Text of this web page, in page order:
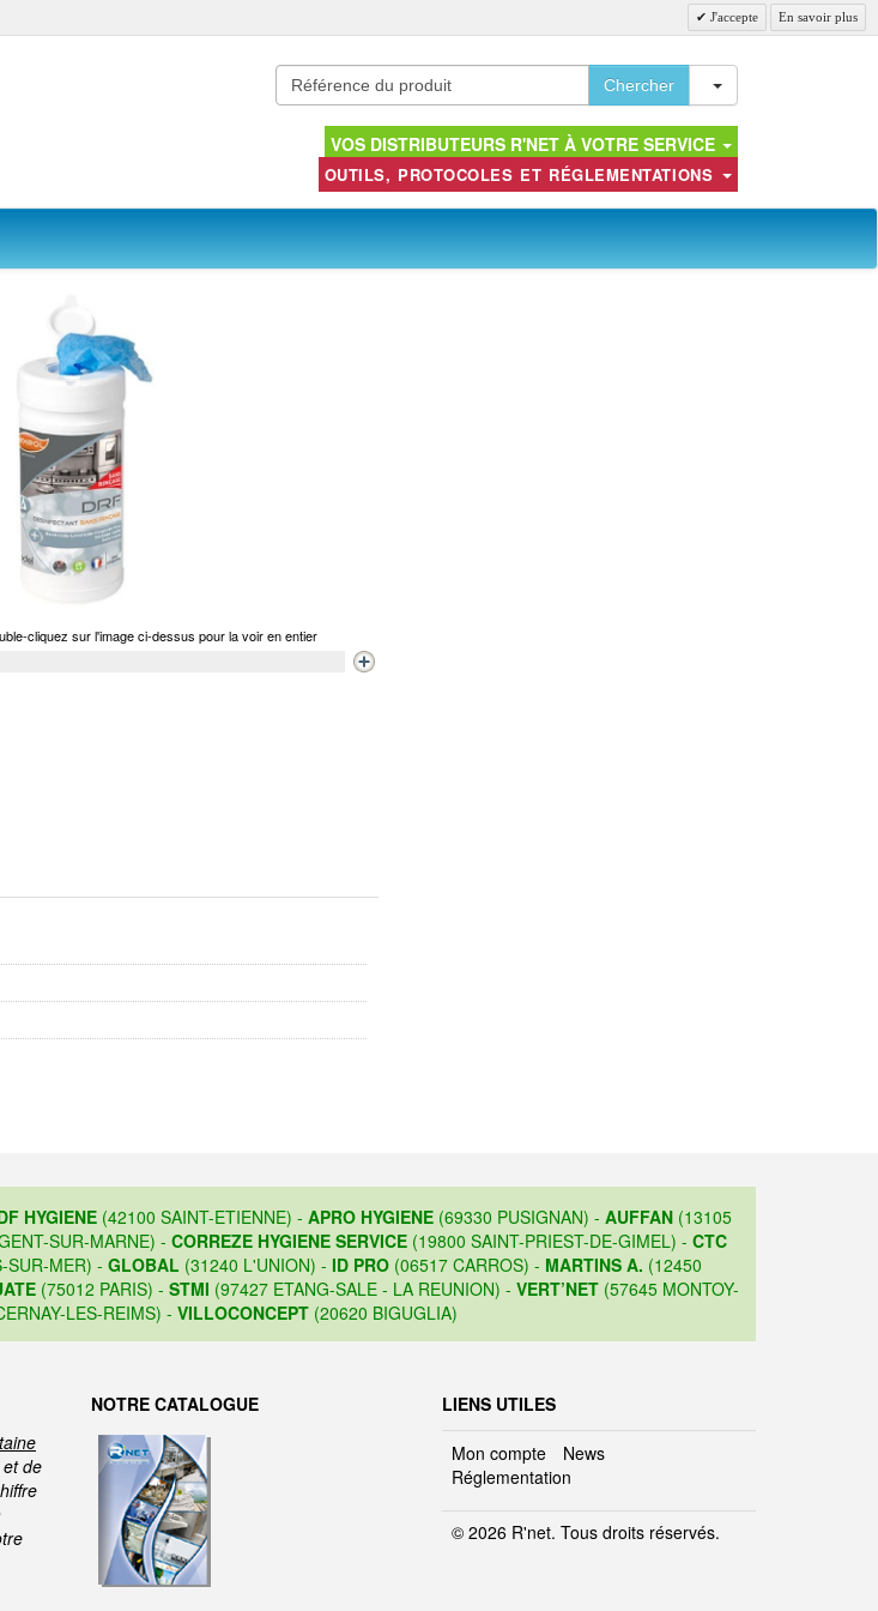
J'accepte En savoir plus
Chercher Toggle Dropdown
VOS DISTRIBUTEURS R'NET À VOTRE SERVICE
OUTILS, PROTOCOLES ET RÉGLEMENTATIONS
cliquez sur l'image ci-dessus pour la voir en entier
HYGIENE(42100 SAINT-ETIENNE) - APRO HYGIENE(69330 PUSIGNAN) - AUFFAN(13105
SUR-MARNE) - CORREZE HYGIENE SERVICE (19800 SAINT-PRIEST-DE-GIMEL) - CTC
MER) - GLOBAL (31240 L'UNION) - ID PRO(06517 CARROS) - MARTINS A. (12450
(75012 PARIS) - STMI (97427 ETANG-SALE - LA REUNION) - VERT’NET(57645 MONTOY-
LES-REIMS) - VILLOCONCEPT (20620 BIGUGLIA)
de
NOTRE CATALOGUE LIENS UTILES
Mon compte
News
Réglementation
© 2026 R'net. Tous droits réservés.